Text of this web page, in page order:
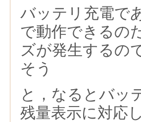
バッテリ充電で
で動作できるの
ズが発生するの
そう
と，なるとバッ
残量表示に対応